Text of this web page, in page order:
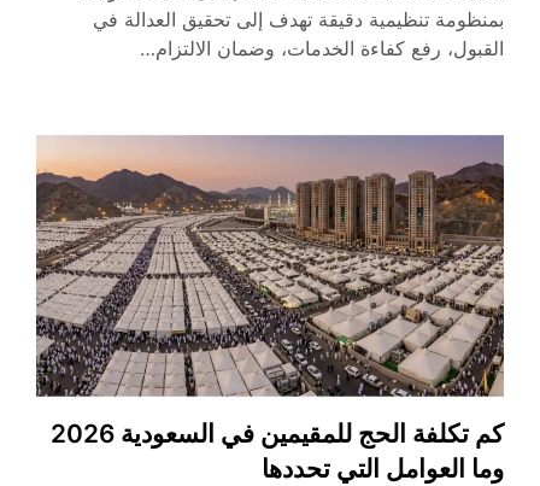
بمنظومة تنظيمية دقيقة تهدف إلى تحقيق العدالة في
القبول، رفع كفاءة الخدمات، وضمان الالتزام…
كم تكلفة الحج للمقيمين في السعودية 2026
وما العوامل التي تحددها